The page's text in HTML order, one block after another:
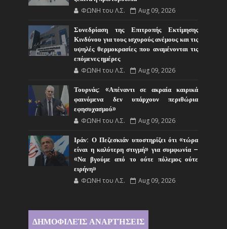
ΦΩΝΗ του Λ.Σ. Aug 09, 2026
Συνεδρίαση της Επιτροπής Εκτίμησης
Κινδύνου για τους ισχυρούς ανέμους και τις
υψηλές θερμοκρασίες που αναμένονται τις
επόμενες ημέρες
ΦΩΝΗ του Λ.Σ. Aug 09, 2026
Τουρνάς: «Απέναντι σε ακραία καιρικά
φαινόμενα δεν υπάρχουν περιθώρια
εφησυχασμού»
ΦΩΝΗ του Λ.Σ. Aug 09, 2026
Ιράν: Ο Πεζεσκιάν υποστηρίζει ότι «τώρα
είναι η καλύτερη στιγμή» για συμφωνία –
«Να βγούμε από το ούτε πόλεμος ούτε
ειρήνη»
ΦΩΝΗ του Λ.Σ. Aug 09, 2026
ΔΗΜΟΦΙΛΕΊΣ ΑΝΑΡΤΉΣΕΙΣ